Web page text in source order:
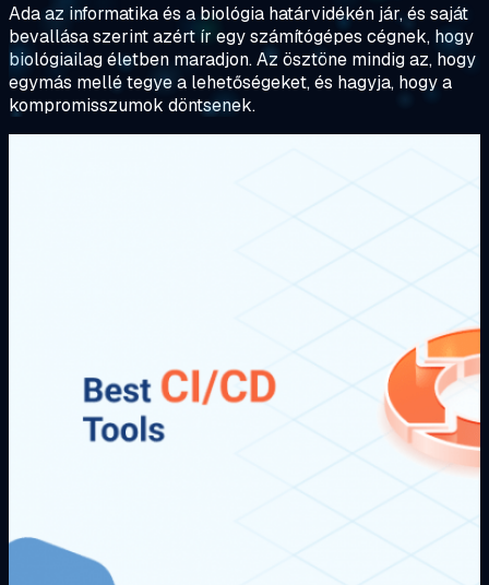
Ada az informatika és a biológia határvidékén jár, és saját
bevallása szerint azért ír egy számítógépes cégnek, hogy
biológiailag életben maradjon. Az ösztöne mindig az, hogy
egymás mellé tegye a lehetőségeket, és hagyja, hogy a
kompromisszumok döntsenek.